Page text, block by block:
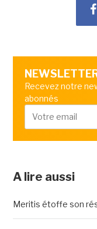
Recevez notre
abonnés
A lire aussi
Meritis étoffe son